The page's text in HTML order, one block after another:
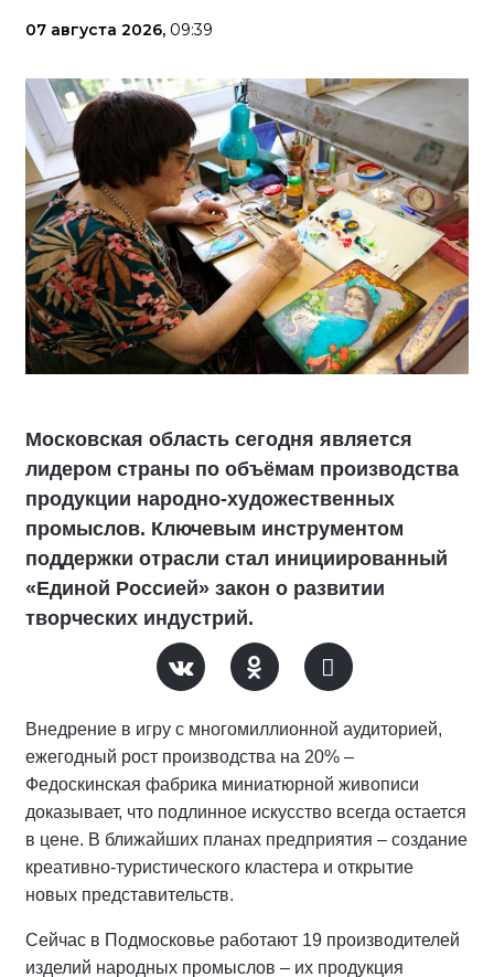
07 августа 2026, 09:39
Московская область сегодня является
лидером страны по объёмам производства
продукции народно-художественных
промыслов. Ключевым инструментом
поддержки отрасли стал инициированный
«Единой Россией» закон о развитии
творческих индустрий.
Внедрение в игру с многомиллионной аудиторией,
ежегодный рост производства на 20% –
Федоскинская фабрика миниатюрной живописи
доказывает, что подлинное искусство всегда остается
в цене. В ближайших планах предприятия – создание
креативно-туристического кластера и открытие
новых представительств.
Сейчас в Подмосковье работают 19 производителей
изделий народных промыслов – их продукция